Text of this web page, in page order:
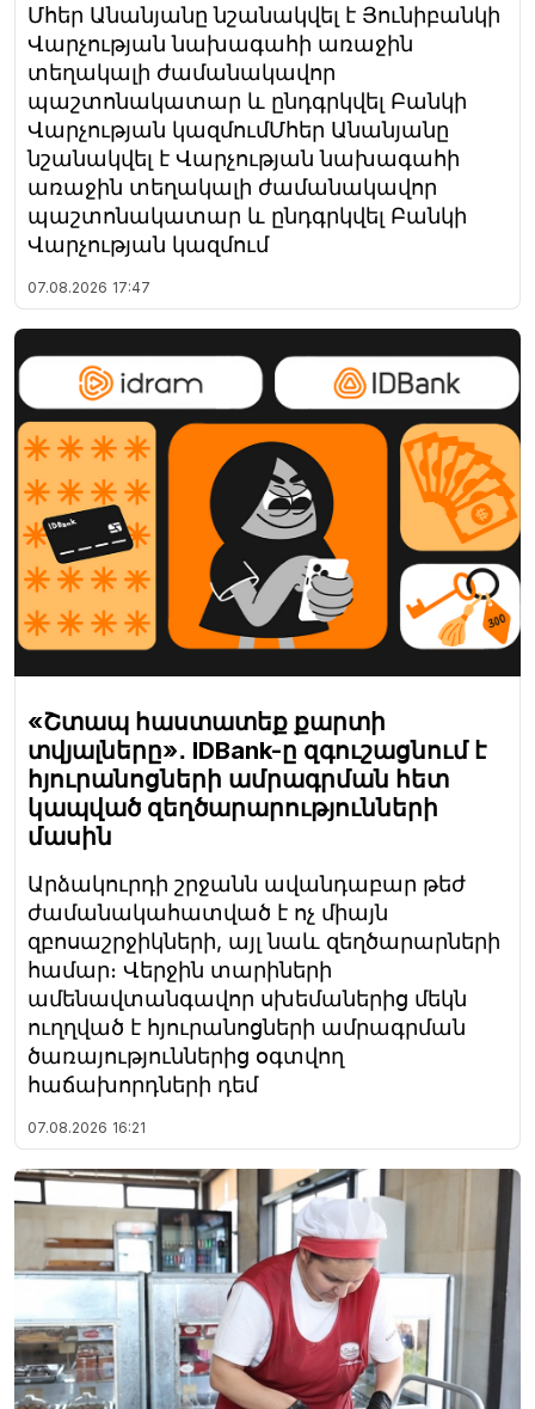
Մհեր Անանյանը նշանակվել է Յունիբանկի
Վարչության նախագահի առաջին
տեղակալի ժամանակավոր
պաշտոնակատար և ընդգրկվել Բանկի
Վարչության կազմումՄհեր Անանյանը
նշանակվել է Վարչության նախագահի
առաջին տեղակալի ժամանակավոր
պաշտոնակատար և ընդգրկվել Բանկի
Վարչության կազմում
07.08.2026 17:47
«Շտապ հաստատեք քարտի
տվյալները»․ IDBank-ը զգուշացնում է
հյուրանոցների ամրագրման հետ
կապված զեղծարարությունների
մասին
Արձակուրդի շրջանն ավանդաբար թեժ
ժամանակահատված է ոչ միայն
զբոսաշրջիկների, այլ նաև զեղծարարների
համար։ Վերջին տարիների
ամենավտանգավոր սխեմաներից մեկն
ուղղված է հյուրանոցների ամրագրման
ծառայություններից օգտվող
հաճախորդների դեմ
07.08.2026 16:21